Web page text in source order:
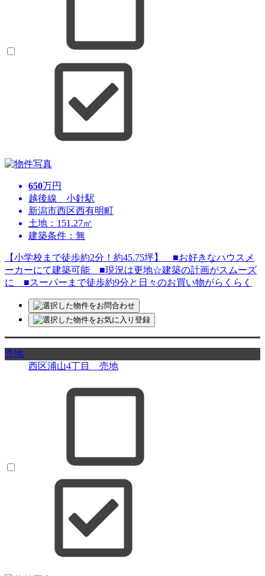
650万円
越後線 小針駅
新潟市西区西有明町
土地：151.27㎡
建築条件：無
【小学校まで徒歩約2分！約45.75坪】 ■お好きなハウスメ
ーカーにて建築可能 ■現況は更地☆建築の計画がスムーズ
に ■スーパーまで徒歩約9分と日々のお買い物がらくらく
売地
西区浦山4丁目 売地